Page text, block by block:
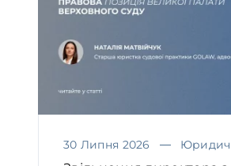
30 Липня 2026